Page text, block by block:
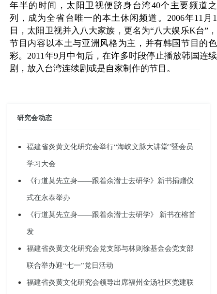
年半的时间，太阳卫视便跻身台湾40个主要频道之
列，成为全省台唯一的本土休闲频道。2006年11月1
日，太阳卫视并入八大家族，更名为“八大娱乐K台”，
节目内容以本土与亚洲风格为主，并有韩国节目的色
彩。2011年9月中旬后，在许多时段停止播放韩国连续
剧，放入台湾连续剧或是自家制作的节目。
研究会动态
福建省炎黄文化研究会举行“海峡文脉大讲堂”暨会员
学习大会
《行道莫先立身——跟着余潜士去研学》新书捐赠仪
式在永泰举办
《行道莫先立身——跟着余潜士去研学》 新书在榕首
发
福建省炎黄文化研究会党支部与林则徐基金会党支部
联合举办迎“七一”党日活动
福建省炎黄文化研究会领导出席福州金汤社区党建联